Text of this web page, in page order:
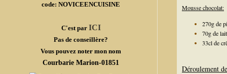
code: NOVICEENCUISINE
C'est par ICI
Pas de conseillère?
Vous pouvez noter mon nom
Courbarie Marion-01851
Mousse chocolat:
270g de
70g de lait
33cl de
Déroulement